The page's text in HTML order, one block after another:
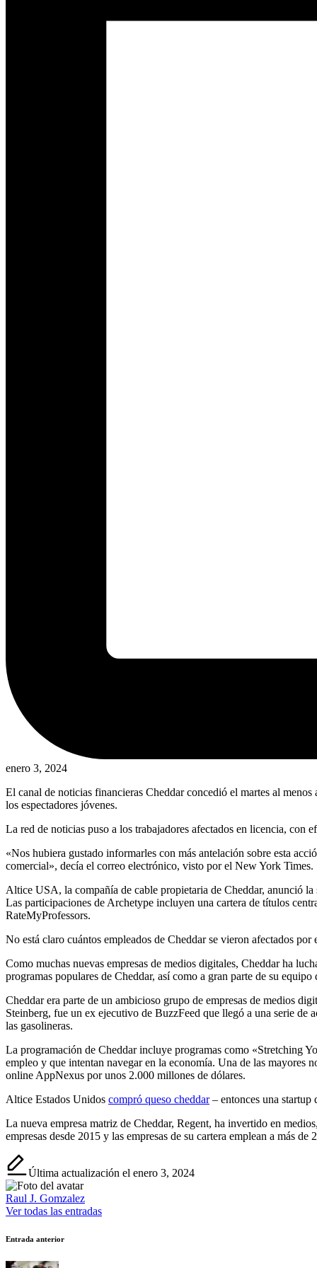
enero 3, 2024
El canal de noticias financieras Cheddar concedió el martes al
los espectadores jóvenes.
La red de noticias puso a los trabajadores afectados en licencia,
«Nos hubiera gustado informarles con más antelación sobre esta
comercial», decía el correo electrónico, visto por el New York Times.
Altice USA, la compañía de cable propietaria de Cheddar, anunció
Las participaciones de Archetype incluyen una cartera de títulos
RateMyProfessors.
No está claro cuántos empleados de Cheddar se vieron afectados
Como muchas nuevas empresas de medios digitales, Cheddar ha
programas populares de Cheddar, así como a gran parte de su
Cheddar era parte de un ambicioso grupo de empresas de medios
Steinberg, fue un ex ejecutivo de BuzzFeed que llegó a una serie de
las gasolineras.
La programación de Cheddar incluye programas como «Stretching
empleo y que intentan navegar en la economía. Una de las mayores
online AppNexus por unos 2.000 millones de dólares.
Altice Estados Unidos compró queso cheddar– entonces una startup
La nueva empresa matriz de Cheddar, Regent, ha invertido en
empresas desde 2015 y las empresas de su cartera emplean a más
Última actualización el enero 3, 2024
Raul J. Gomzalez
Ver todas las entradas
Navegación
de
Entrada anterior